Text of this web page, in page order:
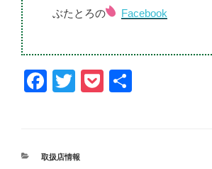
ぶたとろの Facebook
F
e
T
er
P
カ
取扱店情報